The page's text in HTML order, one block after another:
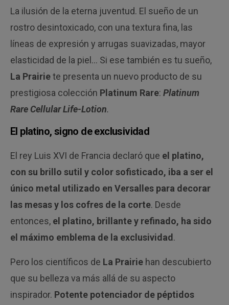
La ilusión de la eterna juventud. El sueño de un
rostro desintoxicado, con una textura fina, las
líneas de expresión y arrugas suavizadas, mayor
elasticidad de la piel… Si ese también es tu sueño,
La Prairiete presenta un nuevo producto de su
prestigiosa colección Platinum Rare:Platinum
Rare Cellular Life-Lotion.
El platino, signo de exclusividad
El rey Luis XVI de Francia declaró que el platino,
con su brillo sutil y color sofisticado, iba a ser el
único metal utilizado en Versalles para decorar
las mesas y los cofres de la corte. Desde
entonces, el platino, brillante y refinado, ha sido
el máximo emblema de la exclusividad .
Pero los científicos de La Prairie han descubierto
que su belleza va más allá de su aspecto
inspirador. Potente potenciador de péptidos